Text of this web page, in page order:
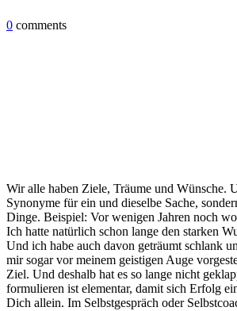
0 comments
Wir alle haben Ziele, Träume und Wünsche.
Synonyme für ein und dieselbe Sache,
Dinge. Beispiel: Vor wenigen Jahren noch
Ich hatte natürlich schon lange den starken
Und ich habe auch davon geträumt schlank
mir sogar vor meinem geistigen Auge
Ziel. Und deshalb hat es so lange nicht
formulieren ist elementar, damit sich Erfolg
Dich allein. Im Selbstgespräch oder